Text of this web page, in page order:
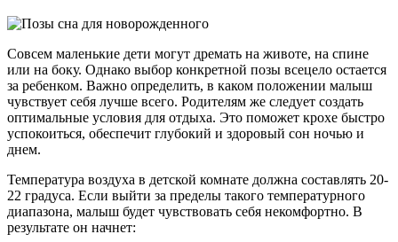
Совсем маленькие дети могут дремать на животе, на спине
или на боку. Однако выбор конкретной позы всецело остается
за ребенком. Важно определить, в каком положении малыш
чувствует себя лучше всего. Родителям же следует создать
оптимальные условия для отдыха. Это поможет крохе быстро
успокоиться, обеспечит глубокий и здоровый сон ночью и
днем.
Температура воздуха в детской комнате должна составлять 20-
22 градуса. Если выйти за пределы такого температурного
диапазона, малыш будет чувствовать себя некомфортно. В
результате он начнет: